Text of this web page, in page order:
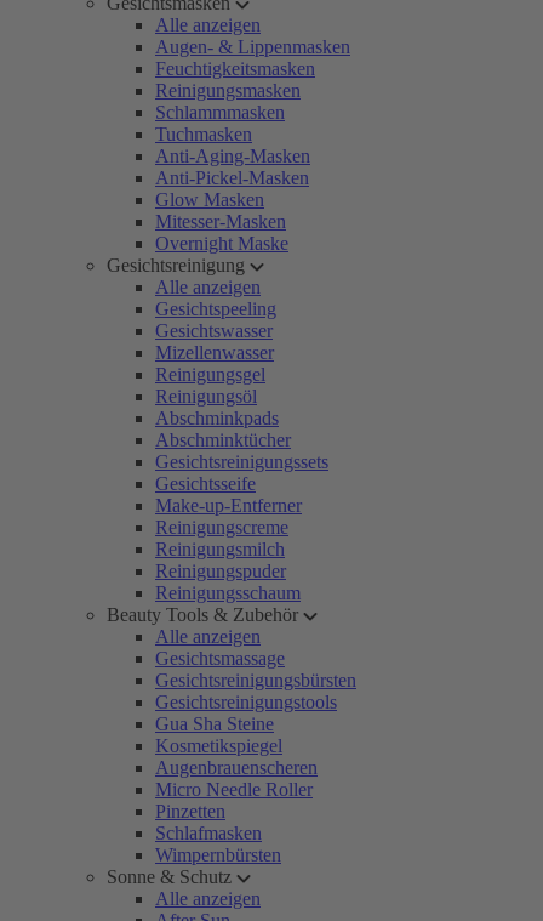
Alle anzeigen
Augen- & Lippenmasken
Feuchtigkeitsmasken
Reinigungsmasken
Schlammmasken
Tuchmasken
Anti-Aging-Masken
Anti-Pickel-Masken
Glow Masken
Mitesser-Masken
Overnight Maske
Gesichtsreinigung
Alle anzeigen
Gesichtspeeling
Gesichtswasser
Mizellenwasser
Reinigungsgel
Reinigungsöl
Abschminkpads
Abschminktücher
Gesichtsreinigungssets
Gesichtsseife
Make-up-Entferner
Reinigungscreme
Reinigungsmilch
Reinigungspuder
Reinigungsschaum
Beauty Tools & Zubehör
Alle anzeigen
Gesichtsmassage
Gesichtsreinigungsbürsten
Gesichtsreinigungstools
Gua Sha Steine
Kosmetikspiegel
Augenbrauenscheren
Micro Needle Roller
Pinzetten
Schlafmasken
Wimpernbürsten
Sonne & Schutz
Alle anzeigen